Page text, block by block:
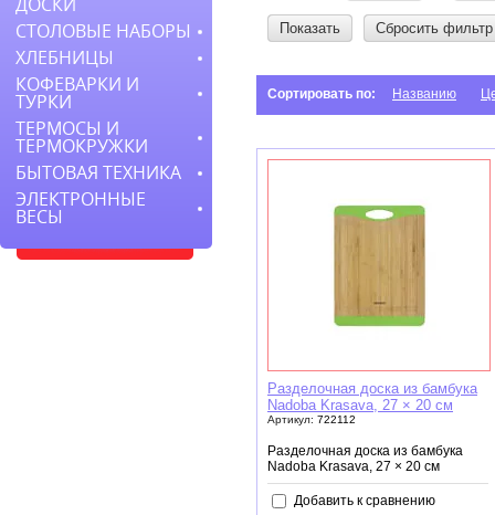
Показать Сбросить фильтр
Сортировать по: Названию
Разделочная доска из бамбука
Nadoba Krasava, 27 × 20 см
Артикул: 722112
Разделочная доска из бамбука
Nadoba Krasava, 27 × 20 см
Добавить к сравнению
ДОСКИ
СТОЛОВЫЕ НАБОРЫ
ХЛЕБНИЦЫ
КОФЕВАРКИ И
ТУРКИ
ТЕРМОСЫ И
ТЕРМОКРУЖКИ
БЫТОВАЯ ТЕХНИКА
ЭЛЕКТРОННЫЕ
ВЕСЫ